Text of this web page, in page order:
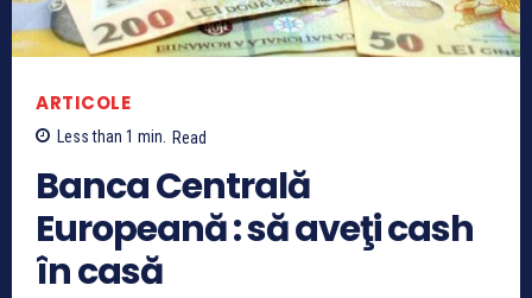
ARTICOLE
Less than 1 min. Read
Banca Centrală
Europeană : să aveţi cash
în casă